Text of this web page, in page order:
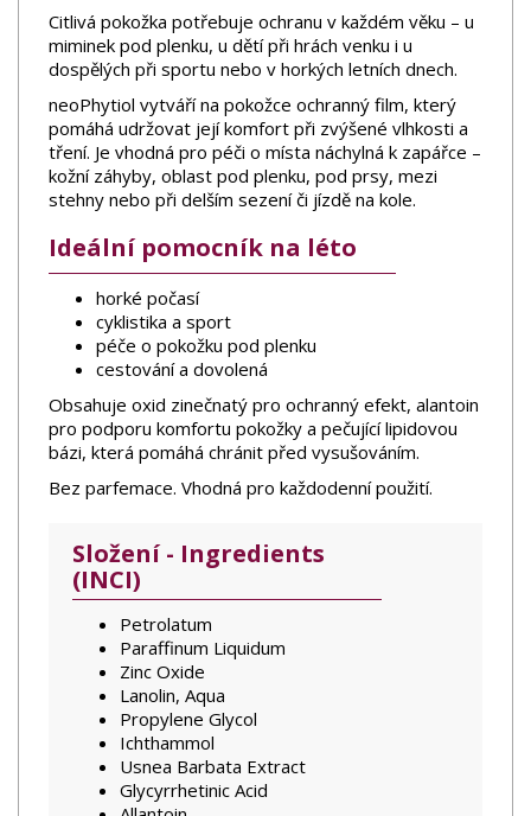
Citlivá pokožka potřebuje ochranu v každém věku – u
miminek pod plenku, u dětí při hrách venku i u
dospělých při sportu nebo v horkých letních dnech.
neoPhytiol vytváří na pokožce ochranný film, který
pomáhá udržovat její komfort při zvýšené vlhkosti a
tření. Je vhodná pro péči o místa náchylná k zapářce –
kožní záhyby, oblast pod plenku, pod prsy, mezi
stehny nebo při delším sezení či jízdě na kole.
Ideální pomocník na léto
horké počasí
cyklistika a sport
péče o pokožku pod plenku
cestování a dovolená
Obsahuje oxid zinečnatý pro ochranný efekt, alantoin
pro podporu komfortu pokožky a pečující lipidovou
bázi, která pomáhá chránit před vysušováním.
Bez parfemace. Vhodná pro každodenní použití.
Složení - Ingredients
(INCI)
Petrolatum
Paraffinum Liquidum
Zinc Oxide
Lanolin, Aqua
Propylene Glycol
Ichthammol
Usnea Barbata Extract
Glycyrrhetinic Acid